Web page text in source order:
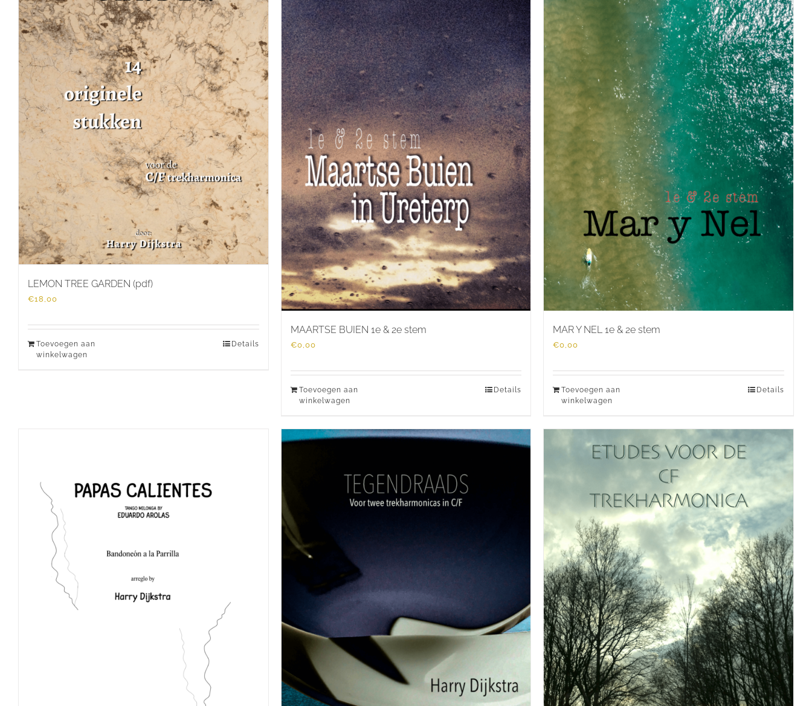
LEMON TREE GARDEN (pdf)
€18,00
Toevoegen aan
winkelwagen
Details
MAARTSE BUIEN 1e & 2e stem
€0,00
Toevoegen aan
winkelwagen
Details
MAR Y NEL 1e & 2e stem
€0,00
Toevoegen aan
winkelwagen
Details